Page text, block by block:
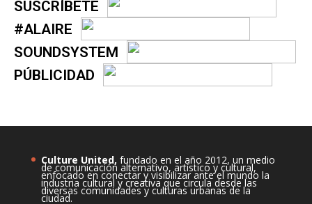
SUSCRÍBETE
#ALAIRE
SOUNDSYSTEM
PÚBLICIDAD
Culture United, fundado en el año 2012, un medio
de comunicación alternativo, artístico y cultural,
enfocado en conectar y visibilizar ante el mundo la
industria cultural y creativa que circula desde las
diversas comunidades y culturas urbanas de la
ciudad.